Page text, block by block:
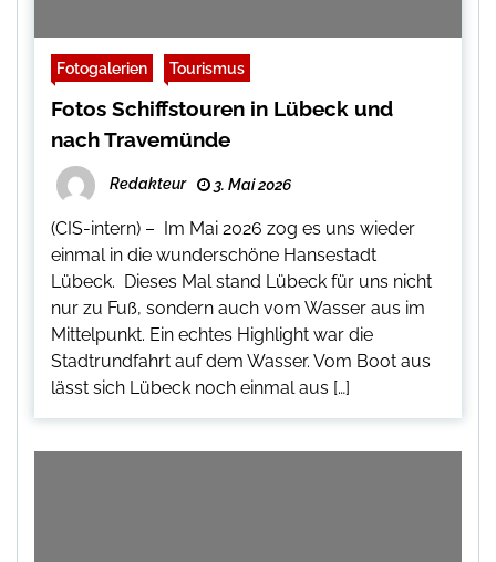
Fotogalerien Tourismus
Fotos Schiffstouren in Lübeck und
nach Travemünde
Redakteur 3. Mai 2026
(CIS-intern) – Im Mai 2026 zog es uns wieder
einmal in die wunderschöne Hansestadt
Lübeck. Dieses Mal stand Lübeck für uns nicht
nur zu Fuß, sondern auch vom Wasser aus im
Mittelpunkt. Ein echtes Highlight war die
Stadtrundfahrt auf dem Wasser. Vom Boot aus
lässt sich Lübeck noch einmal aus […]